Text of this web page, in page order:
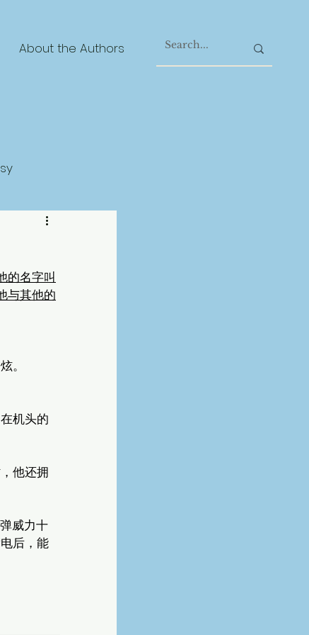
About the Authors
Realism
的名字叫
与其他的
。
机头的
他还拥
威力十
后，能